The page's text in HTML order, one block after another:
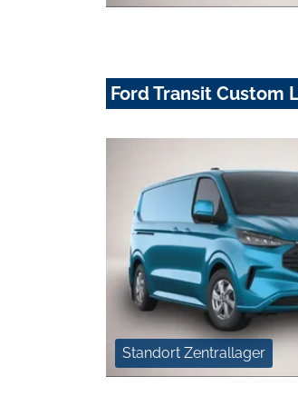
Ford Transit Custom
Standort Zentrallager